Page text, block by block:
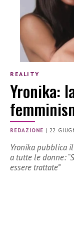
REALITY
Yronika:
REDAZIONE | 22
Yronika pubblica
a tutte le donne:
essere trattate”